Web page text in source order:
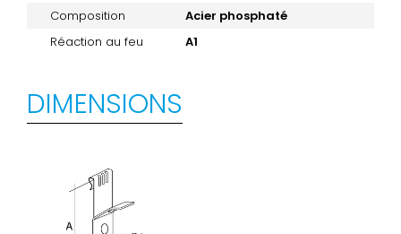
Composition
Acier phosphaté
Réaction au feu
A1
DIMENSIONS